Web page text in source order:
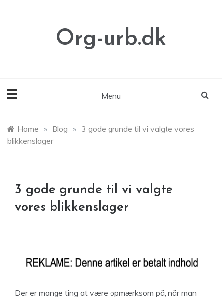
Org-urb.dk
Menu
Home » Blog » 3 gode grunde til vi valgte vores
blikkenslager
3 gode grunde til vi valgte
vores blikkenslager
Der er mange ting at være opmærksom på, når man